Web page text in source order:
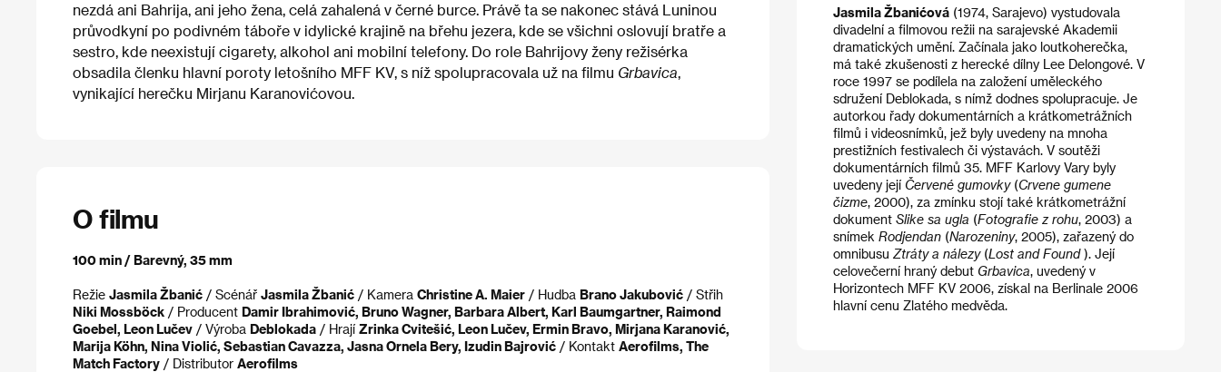
nezdá ani Bahrija, ani jeho žena, celá zahalená v černé burce. Právě ta se nakonec stává Luninou
průvodkyní po podivném táboře v idylické krajině na břehu jezera, kde se všichni oslovují bratře a
sestro, kde neexistují cigarety, alkohol ani mobilní telefony. Do role Bahrijovy ženy režisérka
obsadila členku hlavní poroty letošního MFF KV, s níž spolupracovala už na filmu Grbavica,
vynikající herečku Mirjanu Karanovićovou.
O filmu
100 min / Barevný, 35 mm
Režie Jasmila Žbanić / Scénář Jasmila Žbanić / Kamera Christine A. Maier / Hudba Brano Jakubović / Střih
Niki Mossböck / Producent Damir Ibrahimović, Bruno Wagner, Barbara Albert, Karl Baumgartner, Raimond
Goebel, Leon Lučev / Výroba Deblokada / Hrají Zrinka Cvitešić, Leon Lučev, Ermin Bravo, Mirjana Karanović,
Marija Köhn, Nina Violić, Sebastian Cavazza, Jasna Ornela Bery, Izudin Bajrović / Kontakt Aerofilms, The
Match Factory / Distributor Aerofilms
Jasmila Žbanićová(1974, Sarajevo) vystudovala
divadelní a filmovou režii na sarajevské Akademii
dramatických umění. Začínala jako loutkoherečka,
má také zkušenosti z herecké dílny Lee Delongové. V
roce 1997 se podílela na založení uměleckého
sdružení Deblokada, s nímž dodnes spolupracuje. Je
autorkou řady dokumentárních a krátkometrážních
filmů i videosnímků, jež byly uvedeny na mnoha
prestižních festivalech či výstavách. V soutěži
dokumentárních filmů 35. MFF Karlovy Vary byly
uvedeny její Červené gumovky(Crvene gumene
čizme, 2000), za zmínku stojí také krátkometrážní
dokument Slike sa ugla (Fotografie z rohu, 2003) a
snímek Rodjendan(Narozeniny, 2005), zařazený do
omnibusu Ztráty a nálezy(Lost and Found). Její
celovečerní hraný debut Grbavica, uvedený v
Horizontech MFF KV 2006, získal na Berlinale 2006
hlavní cenu Zlatého medvěda.